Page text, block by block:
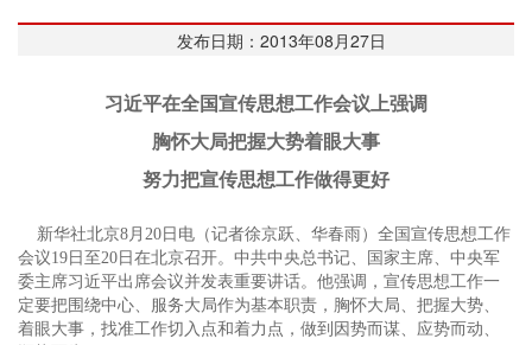
发布日期：2013年08月27日
习近平在全国宣传思想工作会议上强调
胸怀大局把握大势着眼大事
努力把宣传思想工作做得更好
新华社北京8月20日电（记者徐京跃、华春雨）全国宣传思想工作
会议19日至20日在北京召开。中共中央总书记、国家主席、中央军
委主席习近平出席会议并发表重要讲话。他强调，宣传思想工作一
定要把围绕中心、服务大局作为基本职责，胸怀大局、把握大势、
着眼大事，找准工作切入点和着力点，做到因势而谋、应势而动、